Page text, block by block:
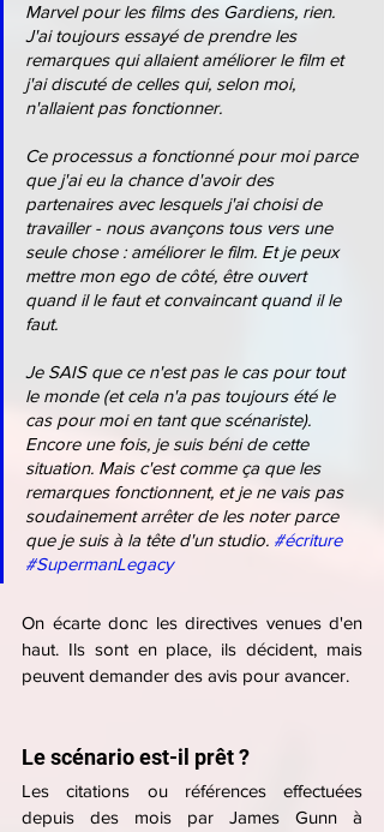
Marvel pour les films des Gardiens, rien.
J'ai toujours essayé de prendre les
remarques qui allaient améliorer le film et
j'ai discuté de celles qui, selon moi,
n'allaient pas fonctionner.
Ce processus a fonctionné pour moi parce
que j'ai eu la chance d'avoir des
partenaires avec lesquels j'ai choisi de
travailler - nous avançons tous vers une
seule chose : améliorer le film. Et je peux
mettre mon ego de côté, être ouvert
quand il le faut et convaincant quand il le
faut.
Je SAIS que ce n'est pas le cas pour tout
le monde (et cela n'a pas toujours été le
cas pour moi en tant que scénariste).
Encore une fois, je suis béni de cette
situation. Mais c'est comme ça que les
remarques fonctionnent, et je ne vais pas
soudainement arrêter de les noter parce
que je suis à la tête d'un studio. #écriture
#SupermanLegacy
On écarte donc les directives venues d'en
haut. Ils sont en place, ils décident, mais
peuvent demander des avis pour avancer.
Le scénario est-il prêt ?
Les citations ou références effectuées
depuis des mois par James Gunn à